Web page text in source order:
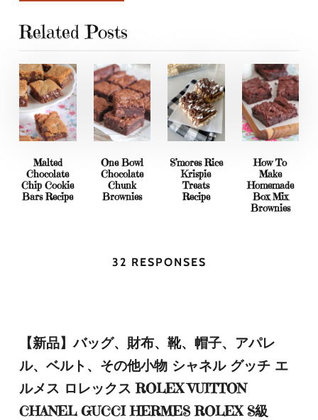
Related Posts
Malted
Chocolate
Chip Cookie
Bars Recipe
One Bowl
Chocolate
Chunk
Brownies
S’mores Rice
Krispie
Treats
Recipe
How To
Make
Homemade
Box Mix
Brownies
32 RESPONSES
【新品】バッグ、財布、靴、帽子、アパレ
ル、ベルト、その他小物 シャネル グッチ エ
ルメス ロレックス ROLEX VUITTON
CHANEL GUCCI HERMES ROLEX S級